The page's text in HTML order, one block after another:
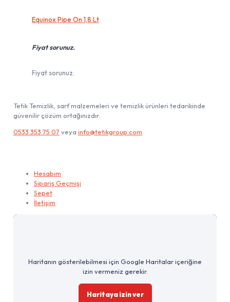
Equinox Pipe On 1,8 Lt
Fiyat sorunuz.
Fiyat sorunuz.
Tetik Temizlik, sarf malzemeleri ve temizlik ürünleri tedarikinde
güvenilir çözüm ortağınızdır.
0533 353 75 07 veya info@tetikgroup.com
Hesabım
Sipariş Geçmişi
Sepet
İletişim
Haritanın gösterilebilmesi için Google Haritalar içeriğine
izin vermeniz gerekir.
Haritaya izin ver